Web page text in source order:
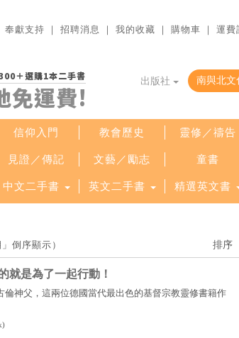
奉獻支持 ｜ 招聘消息 ｜ 我的收藏 ｜ 購物車 ｜ 運費
＋選購1本二手書
免運費!
出版社
信仰入門 教會歷史 靈修／禱告
見證／傳記 文藝／勵志 童書
中文二手書 英文二手書 精選英文書
倒序顯示）
就是為了一起行動！
神父，這兩位德國當代最出色的基督宗教靈修書籍作
)